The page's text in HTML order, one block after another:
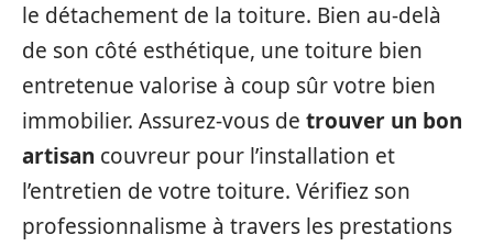
le détachement de la toiture. Bien au-delà
de son côté esthétique, une toiture bien
entretenue valorise à coup sûr votre bien
immobilier. Assurez-vous de trouver un bon
artisan couvreur pour l’installation et
l’entretien de votre toiture. Vérifiez son
professionnalisme à travers les prestations